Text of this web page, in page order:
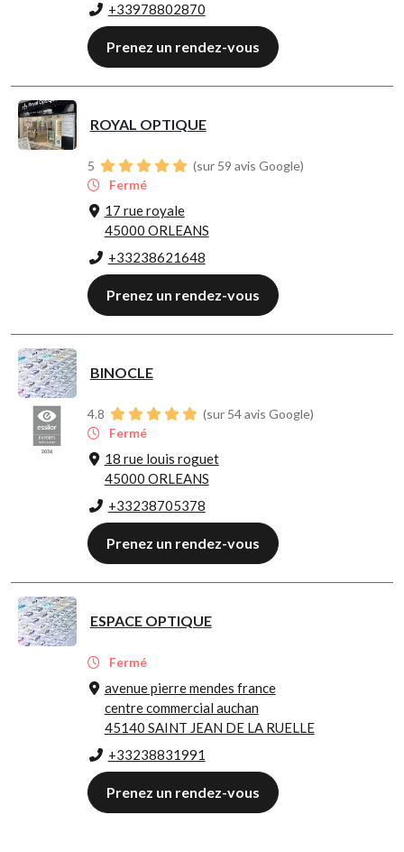
+33978802870
Prenez un rendez-vous
ROYAL OPTIQUE
5
(sur 59 avis Google)
Fermé
17 rue royale
45000 ORLEANS
+33238621648
Prenez un rendez-vous
BINOCLE
4.8
(sur 54 avis Google)
Fermé
18 rue louis roguet
45000 ORLEANS
+33238705378
Prenez un rendez-vous
ESPACE OPTIQUE
Fermé
avenue pierre mendes france
centre commercial auchan
45140 SAINT JEAN DE LA RUELLE
+33238831991
Prenez un rendez-vous